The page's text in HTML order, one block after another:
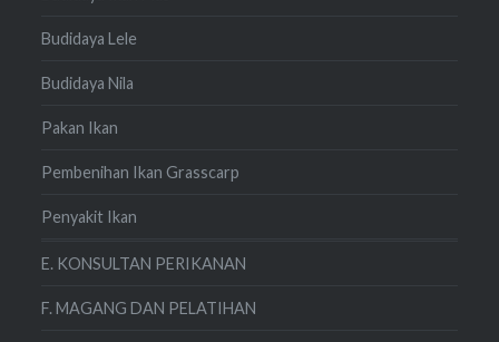
Budidaya Lele
Budidaya Nila
Pakan Ikan
Pembenihan Ikan Grasscarp
Penyakit Ikan
E. KONSULTAN PERIKANAN
F. MAGANG DAN PELATIHAN